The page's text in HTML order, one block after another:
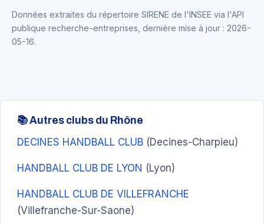
Données extraites du répertoire SIRENE de l'INSEE via l'API
publique recherche-entreprises, dernière mise à jour : 2026-
05-16.
📚 Autres clubs du Rhône
DECINES HANDBALL CLUB (Decines-Charpieu)
HANDBALL CLUB DE LYON (Lyon)
HANDBALL CLUB DE VILLEFRANCHE
(Villefranche-Sur-Saone)